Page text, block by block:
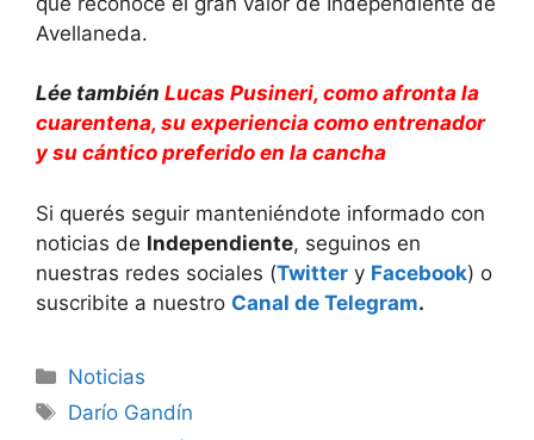
Avellaneda.
Lée también Lucas Pusineri, como afronta la
cuarentena, su experiencia como entrenador
y su cántico preferido en la cancha
Si querés seguir manteniéndote informado con
noticias de Independiente, seguinos en
nuestras redes sociales (Twitter y Facebook) o
suscribite a nuestro Canal de Telegram.
Categorías
Noticias
Etiquetas
Darío Gandín